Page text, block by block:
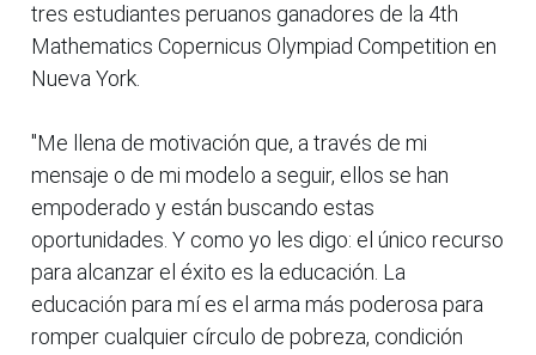
tres estudiantes peruanos ganadores de la 4th
Mathematics Copernicus Olympiad Competition en
Nueva York.
"Me llena de motivación que, a través de mi
mensaje o de mi modelo a seguir, ellos se han
empoderado y están buscando estas
oportunidades. Y como yo les digo: el único recurso
para alcanzar el éxito es la educación. La
educación para mí es el arma más poderosa para
romper cualquier círculo de pobreza, condición